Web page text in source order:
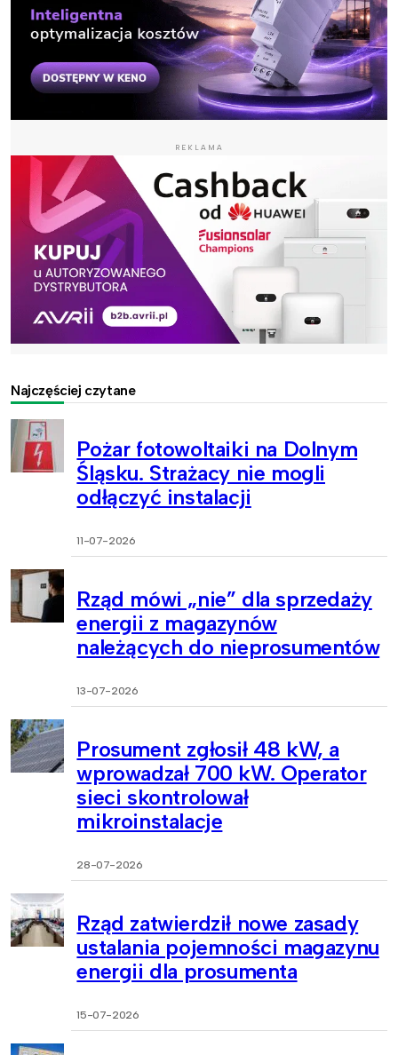
REKLAMA
Najczęściej czytane
Pożar fotowoltaiki na Dolnym
Śląsku. Strażacy nie mogli
odłączyć instalacji
11-07-2026
Rząd mówi „nie” dla sprzedaży
energii z magazynów
należących do nieprosumentów
13-07-2026
Prosument zgłosił 48 kW, a
wprowadzał 700 kW. Operator
sieci skontrolował
mikroinstalacje
28-07-2026
Rząd zatwierdził nowe zasady
ustalania pojemności magazynu
energii dla prosumenta
15-07-2026